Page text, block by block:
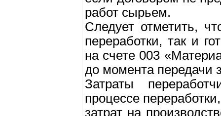
работ сырьем.
Следует отметить,
переработки, так и
на счете 003
до момента передачи
Затраты
процессе
затрат на